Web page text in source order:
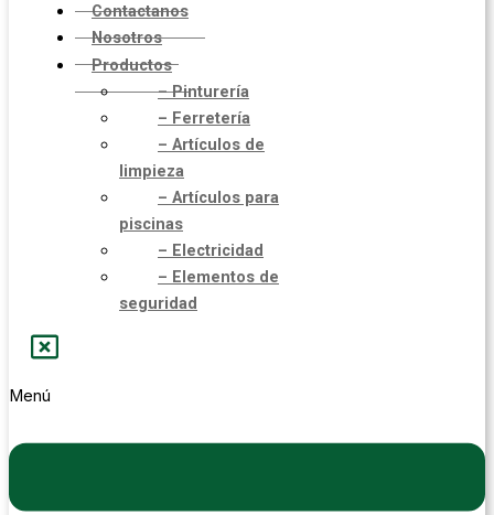
Contactanos
Nosotros
Productos
– Pinturería
– Ferretería
– Artículos de
limpieza
– Artículos para
piscinas
– Electricidad
– Elementos de
seguridad
Menú